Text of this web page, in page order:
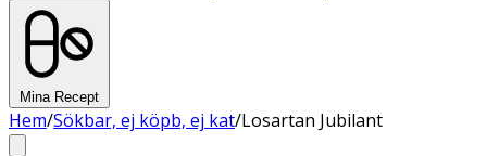
Mina Recept
Hem/Sökbar, ej köpb, ej kat/Losartan Jubilant